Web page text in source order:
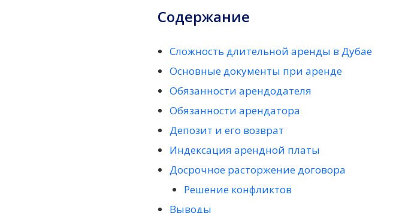
Содержание
Сложность длительной аренды в Дубае
Основные документы при аренде
Обязанности арендодателя
Обязанности арендатора
Депозит и его возврат
Индексация арендной платы
Досрочное расторжение договора
Решение конфликтов
Выводы